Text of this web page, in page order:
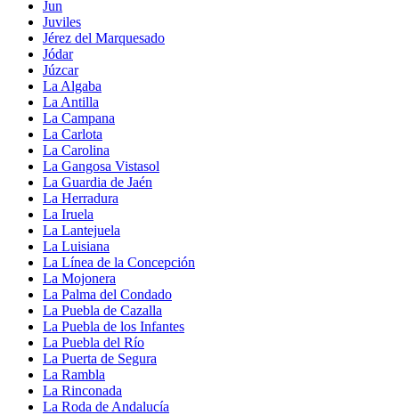
Jun
Juviles
Jérez del Marquesado
Jódar
Júzcar
La Algaba
La Antilla
La Campana
La Carlota
La Carolina
La Gangosa Vistasol
La Guardia de Jaén
La Herradura
La Iruela
La Lantejuela
La Luisiana
La Línea de la Concepción
La Mojonera
La Palma del Condado
La Puebla de Cazalla
La Puebla de los Infantes
La Puebla del Río
La Puerta de Segura
La Rambla
La Rinconada
La Roda de Andalucía